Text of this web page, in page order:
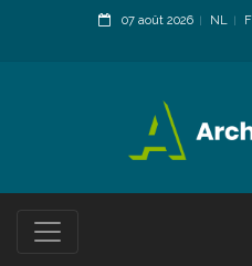
07 août 2026 NL